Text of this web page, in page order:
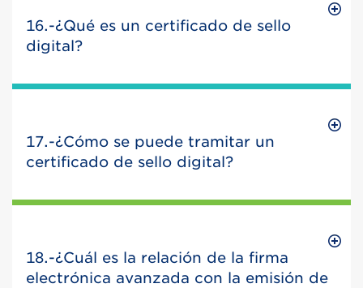
16.-¿Qué es un certificado de sello
digital?
17.-¿Cómo se puede tramitar un
certificado de sello digital?
18.-¿Cuál es la relación de la firma
electrónica avanzada con la emisión de